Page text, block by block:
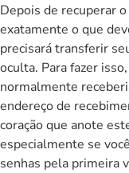
Depois de recuperar
exatamente o que
precisará transferir
oculta. Para fazer
normalmente
endereço de
coração que anote
especialmente se
senhas pela primeira